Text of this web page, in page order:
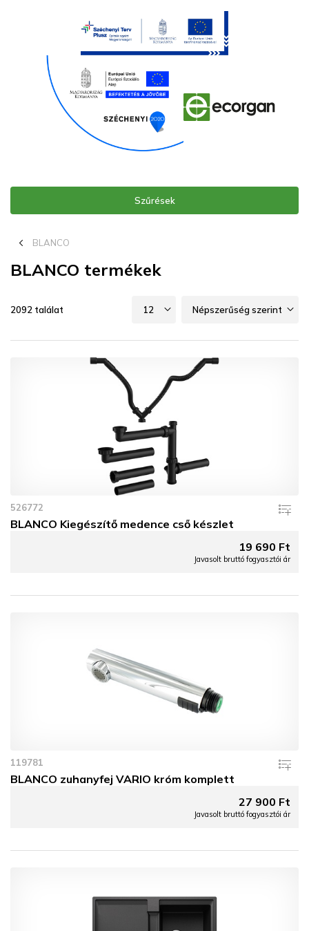
chevron_left_16 BLANCO
BLANCO termékek
2092 találat
526772
BLANCO Kiegészítő medence cső készlet
19 690 Ft
Javasolt bruttó fogyasztói ár
119781
BLANCO zuhanyfej VARIO króm komplett
27 900 Ft
Javasolt bruttó fogyasztói ár
Szűrések